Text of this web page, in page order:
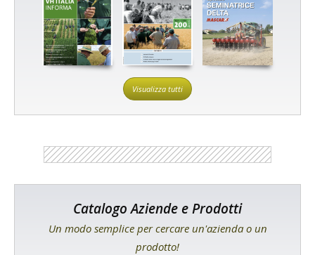
Visualizza tutti
Catalogo Aziende e Prodotti
Un modo semplice per cercare un'azienda o un
prodotto!